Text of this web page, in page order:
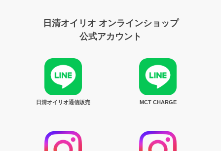
日清オイリオ オンラインショップ
公式アカウント
日清オイリオ通信販売 MCT CHARGE